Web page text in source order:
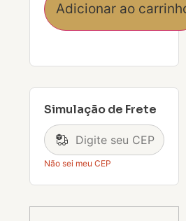
Adicionar ao
Simulação de Frete
Não sei meu CEP